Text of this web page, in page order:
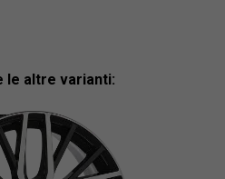
le altre varianti: